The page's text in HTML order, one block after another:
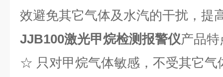
效避免其它气体及水汽的干扰，提
JJB100激光甲烷检测报警仪产品特
☆ 只对甲烷气体敏感，不受其它气